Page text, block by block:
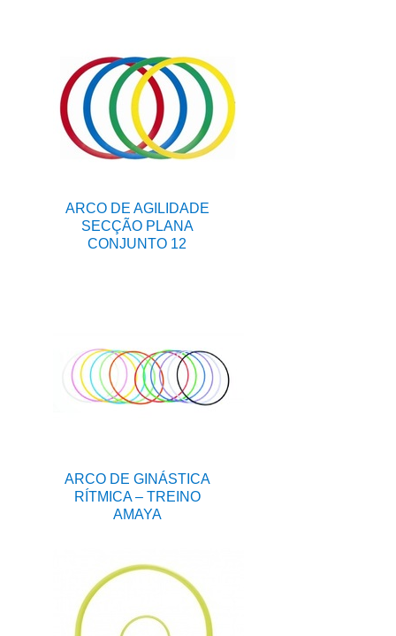
ARCO DE AGILIDADE
SECÇÃO PLANA
CONJUNTO 12
ARCO DE GINÁSTICA
RÍTMICA – TREINO
AMAYA